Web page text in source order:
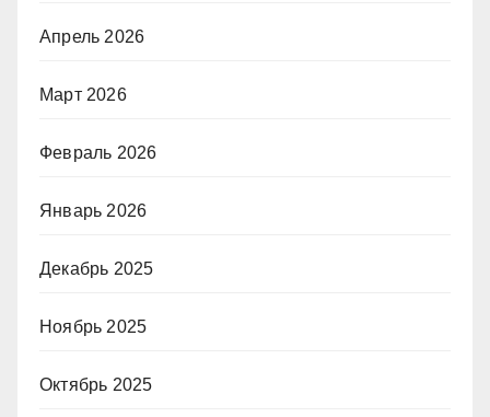
Апрель 2026
Март 2026
Февраль 2026
Январь 2026
Декабрь 2025
Ноябрь 2025
Октябрь 2025